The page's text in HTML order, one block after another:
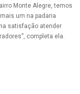
Monte Alegre, temos
um na padaria
satisfação atender
completa ela.